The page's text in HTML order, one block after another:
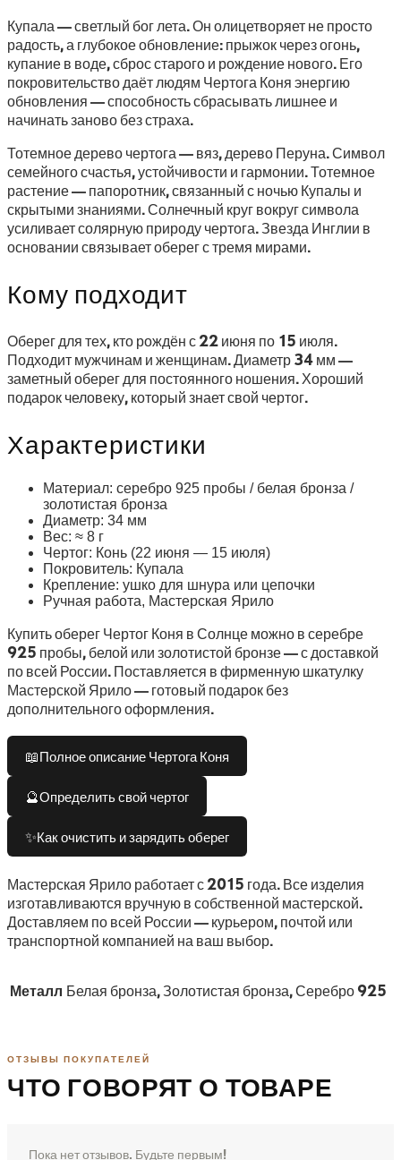
Купала — светлый бог лета. Он олицетворяет не просто
радость, а глубокое обновление: прыжок через огонь,
купание в воде, сброс старого и рождение нового. Его
покровительство даёт людям Чертога Коня энергию
обновления — способность сбрасывать лишнее и
начинать заново без страха.
Тотемное дерево чертога — вяз, дерево Перуна. Символ
семейного счастья, устойчивости и гармонии. Тотемное
растение — папоротник, связанный с ночью Купалы и
скрытыми знаниями. Солнечный круг вокруг символа
усиливает солярную природу чертога. Звезда Инглии в
основании связывает оберег с тремя мирами.
Кому подходит
Оберег для тех, кто рождён с 22 июня по 15 июля.
Подходит мужчинам и женщинам. Диаметр 34 мм —
заметный оберег для постоянного ношения. Хороший
подарок человеку, который знает свой чертог.
Характеристики
Материал: серебро 925 пробы / белая бронза /
золотистая бронза
Диаметр: 34 мм
Вес: ≈ 8 г
Чертог: Конь (22 июня — 15 июля)
Покровитель: Купала
Крепление: ушко для шнура или цепочки
Ручная работа, Мастерская Ярило
Купить оберег Чертог Коня в Солнце можно в серебре
925 пробы, белой или золотистой бронзе — с доставкой
по всей России. Поставляется в фирменную шкатулку
Мастерской Ярило — готовый подарок без
дополнительного оформления.
📖Полное описание Чертога Коня
🔮Определить свой чертог
✨Как очистить и зарядить оберег
Мастерская Ярило работает с 2015 года. Все изделия
изготавливаются вручную в собственной мастерской.
Доставляем по всей России — курьером, почтой или
транспортной компанией на ваш выбор.
Металл Белая бронза, Золотистая бронза, Серебро 925
ОТЗЫВЫ ПОКУПАТЕЛЕЙ
ЧТО ГОВОРЯТ О ТОВАРЕ
Пока нет отзывов. Будьте первым!